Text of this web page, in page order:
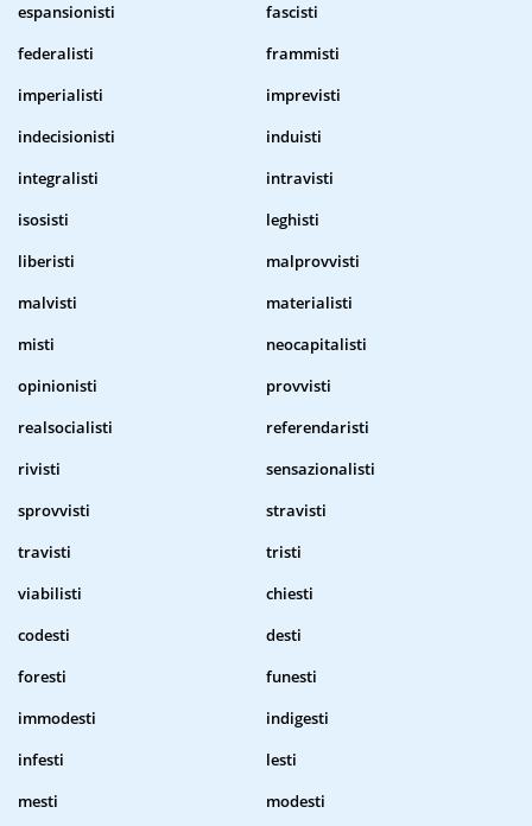
espansionisti
fascisti
federalisti
frammisti
imperialisti
imprevisti
indecisionisti
induisti
integralisti
intravisti
isosisti
leghisti
liberisti
malprovvisti
malvisti
materialisti
misti
neocapitalisti
opinionisti
provvisti
realsocialisti
referendaristi
rivisti
sensazionalisti
sprovvisti
stravisti
travisti
tristi
viabilisti
chiesti
codesti
desti
foresti
funesti
immodesti
indigesti
infesti
lesti
mesti
modesti